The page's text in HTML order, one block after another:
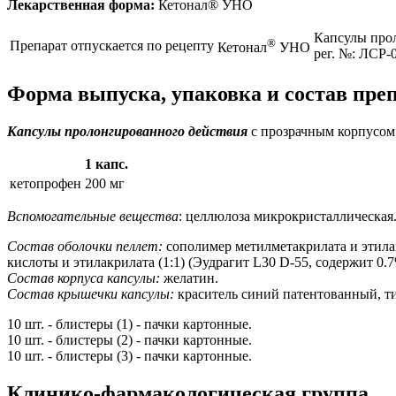
Лекарственная форма: Кетонал® УНО
Препарат отпускается по рецепту Кетонал® УНО
Капсулы
рег. №: ЛСР-
Форма выпуска, упаковка и состав
Капсулы пролонгированного действия с прозрачным
1 капс.
кетопрофен 200 мг
Вспомогательные вещества: целлюлоза микрокристаллическая.
Состав оболочки пеллет: сополимер метилметакрилата и
кислоты и этилакрилата (1:1) (Эудрагит L30 D-55, содержит
Состав корпуса капсулы: желатин.
Состав крышечки капсулы: краситель синий патентованный,
10 шт. - блистеры (1) - пачки картонные.
10 шт. - блистеры (2) - пачки картонные.
10 шт. - блистеры (3) - пачки картонные.